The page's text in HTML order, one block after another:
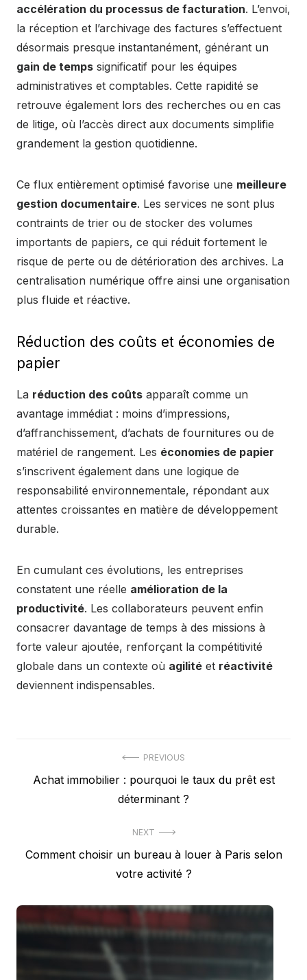
accélération du processus de facturation. L’envoi,
la réception et l’archivage des factures s’effectuent
désormais presque instantanément, générant un
gain de temps significatif pour les équipes
administratives et comptables. Cette rapidité se
retrouve également lors des recherches ou en cas
de litige, où l’accès direct aux documents simplifie
grandement la gestion quotidienne.
Ce flux entièrement optimisé favorise une meilleure
gestion documentaire. Les services ne sont plus
contraints de trier ou de stocker des volumes
importants de papiers, ce qui réduit fortement le
risque de perte ou de détérioration des archives. La
centralisation numérique offre ainsi une organisation
plus fluide et réactive.
Réduction des coûts et économies de
papier
La réduction des coûts apparaît comme un
avantage immédiat : moins d’impressions,
d’affranchissement, d’achats de fournitures ou de
matériel de rangement. Les économies de papier
s’inscrivent également dans une logique de
responsabilité environnementale, répondant aux
attentes croissantes en matière de développement
durable.
En cumulant ces évolutions, les entreprises
constatent une réelle amélioration de la
productivité. Les collaborateurs peuvent enfin
consacrer davantage de temps à des missions à
forte valeur ajoutée, renforçant la compétitivité
globale dans un contexte où agilité et réactivité
deviennent indispensables.
de
PREVIOUS
Previous
Achat immobilier : pourquoi le taux du prêt est
déterminant ?
NEXT
Next
Comment choisir un bureau à louer à Paris selon
votre activité ?